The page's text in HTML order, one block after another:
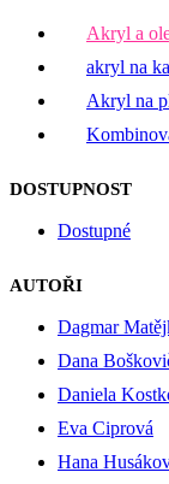
Akryl a
akryl na
Akryl na
DOSTUPNOST
Dostupné
AUTOŘI
Dagmar
Dana
Daniela
Eva Ciprová
Hana